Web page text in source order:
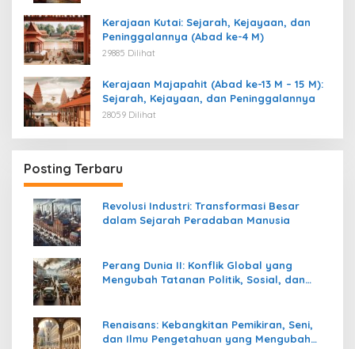
Kerajaan Kutai: Sejarah, Kejayaan, dan
Peninggalannya (Abad ke-4 M)
29885 Dilihat
Kerajaan Majapahit (Abad ke-13 M – 15 M):
Sejarah, Kejayaan, dan Peninggalannya
28059 Dilihat
Posting Terbaru
Revolusi Industri: Transformasi Besar
dalam Sejarah Peradaban Manusia
Perang Dunia II: Konflik Global yang
Mengubah Tatanan Politik, Sosial, dan
Renaisans: Kebangkitan Pemikiran, Seni,
dan Ilmu Pengetahuan yang Mengubah